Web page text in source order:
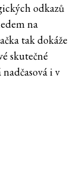
odkazů
na
tak dokáže
skutečné
i v